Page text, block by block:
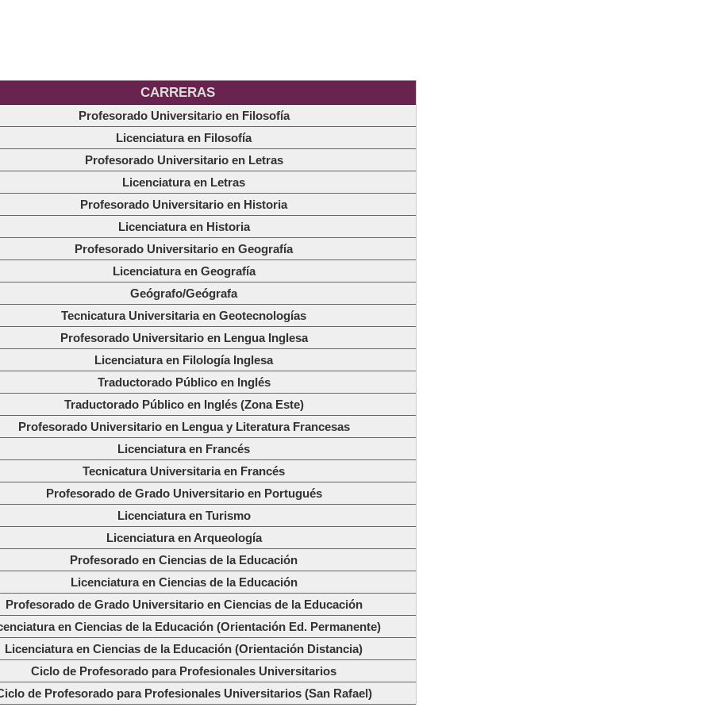
CARRERAS
Profesorado Universitario en Filosofía
Licenciatura en Filosofía
Profesorado Universitario en Letras
Licenciatura en Letras
Profesorado Universitario en Historia
Licenciatura en Historia
Profesorado Universitario en Geografía
Licenciatura en Geografía
Geógrafo/Geógrafa
Tecnicatura Universitaria en Geotecnologías
Profesorado Universitario en Lengua Inglesa
Licenciatura en Filología Inglesa
Traductorado Público en Inglés
Traductorado Público en Inglés (Zona Este)
Profesorado Universitario en Lengua y Literatura Francesas
Licenciatura en Francés
Tecnicatura Universitaria en Francés
Profesorado de Grado Universitario en Portugués
Licenciatura en Turismo
Licenciatura en Arqueología
Profesorado en Ciencias de la Educación
Licenciatura en Ciencias de la Educación
Profesorado de Grado Universitario en Ciencias de la Educación
en Ciencias de la Educación (Orientación Ed. Permanente)
Licenciatura en Ciencias de la Educación (Orientación Distancia)
Ciclo de Profesorado para Profesionales Universitarios
de Profesorado para Profesionales Universitarios (San Rafael)